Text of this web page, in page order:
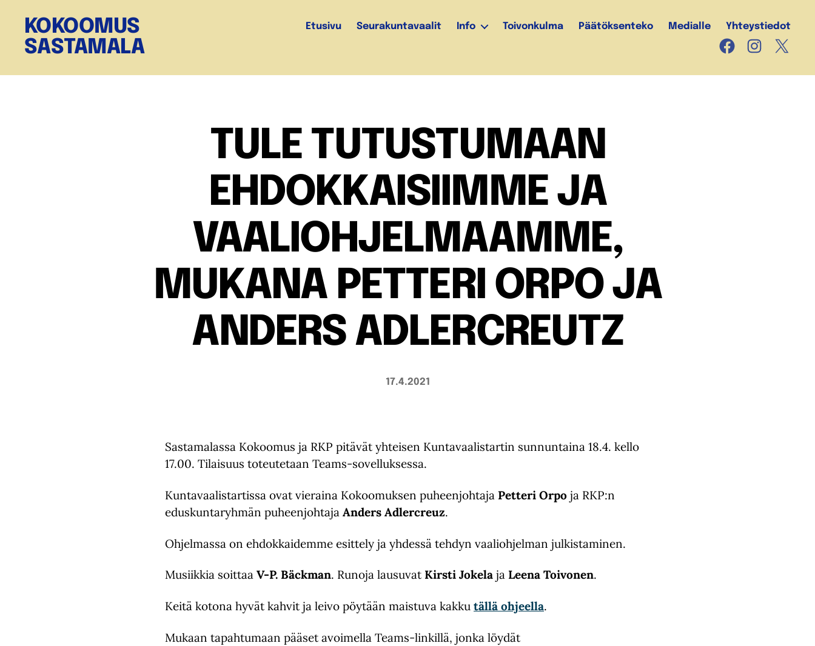
KOKOOMUS
SASTAMALA
Etusivu Seurakuntavaalit Info Toivonkulma Päätöksenteko Medialle Yhteystiedot
FacebookInstagram
X
TULE TUTUSTUMAAN
EHDOKKAISIIMME JA
VAALIOHJELMAAMME,
MUKANA PETTERI ORPO JA
ANDERS ADLERCREUTZ
17.4.2021
Sastamalassa Kokoomus ja RKP pitävät yhteisen Kuntavaalistartin sunnuntaina 18.4. kello
17.00. Tilaisuus toteutetaan Teams-sovelluksessa.
Kuntavaalistartissa ovat vieraina Kokoomuksen puheenjohtaja Petteri Orpo ja RKP:n
eduskuntaryhmän puheenjohtaja Anders Adlercreuz.
Ohjelmassa on ehdokkaidemme esittely ja yhdessä tehdyn vaaliohjelman julkistaminen.
Musiikkia soittaa V-P. Bäckman. Runoja lausuvat Kirsti Jokela ja Leena Toivonen.
Keitä kotona hyvät kahvit ja leivo pöytään maistuva kakku tällä ohjeella.
Mukaan tapahtumaan pääset avoimella Teams-linkillä, jonka löydät